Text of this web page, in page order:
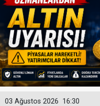
16:30
03 Ağustos 2026